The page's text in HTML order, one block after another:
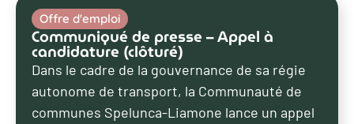
Offre d'emploi
Communiqué de presse – Appel à
candidature (clôturé)
Dans le cadre de la gouvernance de sa régie
autonome de transport, la Communauté de
communes Spelunca-Liamone lance un appel